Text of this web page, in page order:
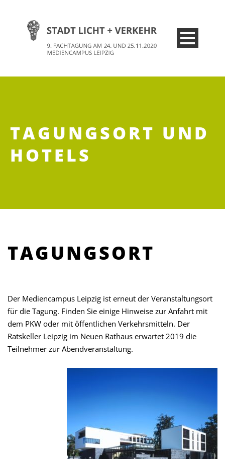
TAGUNGSORT UND
HOTELS
TAGUNGSORT
Der Mediencampus Leipzig ist erneut der Veranstaltungsort
für die Tagung. Finden Sie einige Hinweise zur Anfahrt mit
dem PKW oder mit öffentlichen Verkehrsmitteln. Der
Ratskeller Leipzig im Neuen Rathaus erwartet 2019 die
Teilnehmer zur Abendveranstaltung.